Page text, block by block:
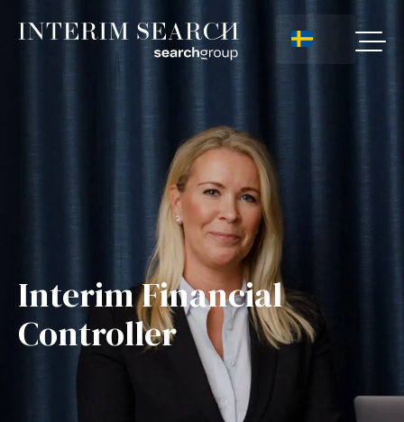
Interim Financial
Controller